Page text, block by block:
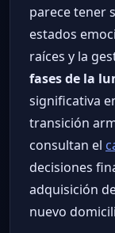
parece tener
estados
raíces y la
fases de la
significativa
transición
consultan el
decisiones
adquisición
nuevo